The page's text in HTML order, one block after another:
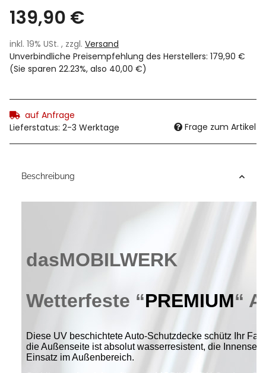
139,90 €
inkl. 19% USt. , zzgl. Versand
Unverbindliche Preisempfehlung des Herstellers: 179,90 €
(Sie sparen 22.23%, also 40,00 €)
auf Anfrage
Lieferstatus: 2-3 Werktage
Frage zum Artikel
Beschreibung